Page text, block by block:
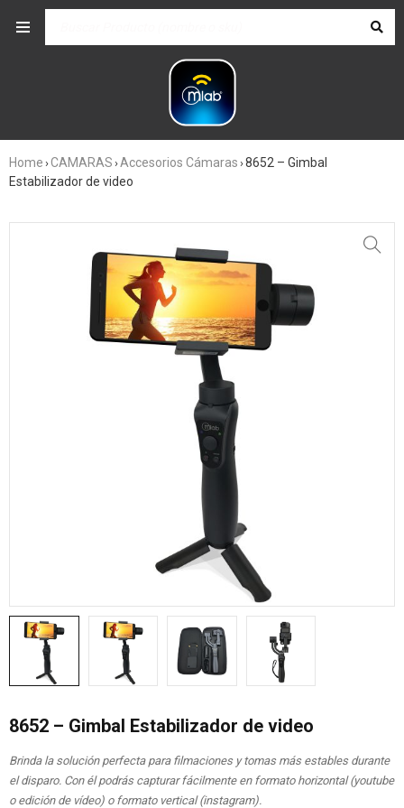
Home ›CAMARAS ›Accesorios Cámaras ›8652 – Gimbal
Estabilizador de video
8652 – Gimbal Estabilizador de video
Brinda la solución perfecta para filmaciones y tomas más estables durante
el disparo. Con él podrás capturar fácilmente en formato horizontal (youtube
o edición de vídeo) o formato vertical (instagram).